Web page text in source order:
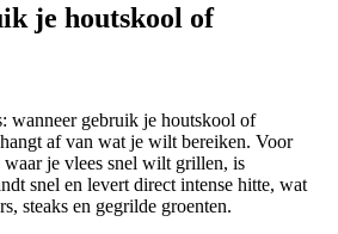
je houtskool of
wanneer gebruik je houtskool of
af van wat je wilt bereiken. Voor
waar je vlees snel wilt grillen, is
snel en levert direct intense hitte, wat
steaks en gegrilde groenten.